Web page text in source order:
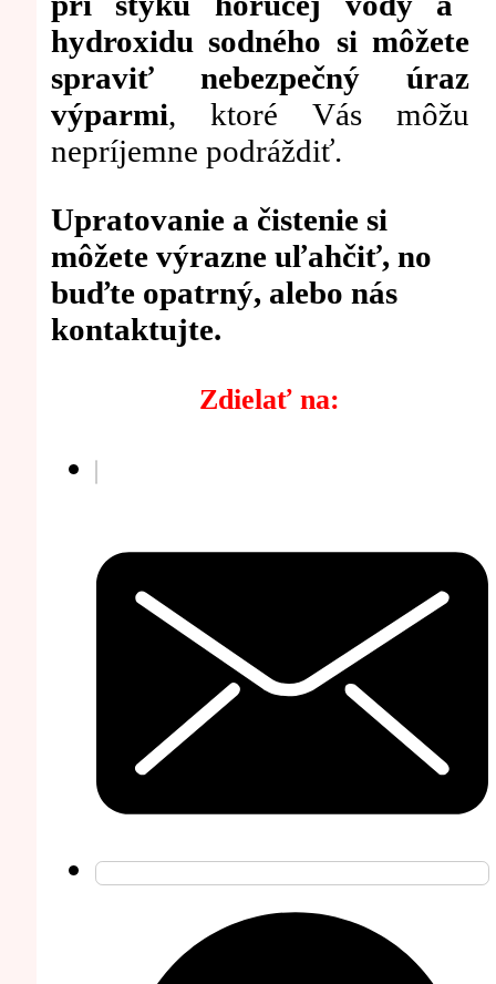
hydroxidu sodného si môžete
spraviť nebezpečný úraz
výparmi, ktoré Vás môžu
nepríjemne podráždiť.
Upratovanie a čistenie si
môžete výrazne uľahčiť, no
buďte opatrný, alebo nás
kontaktujte.
Zdielať na: